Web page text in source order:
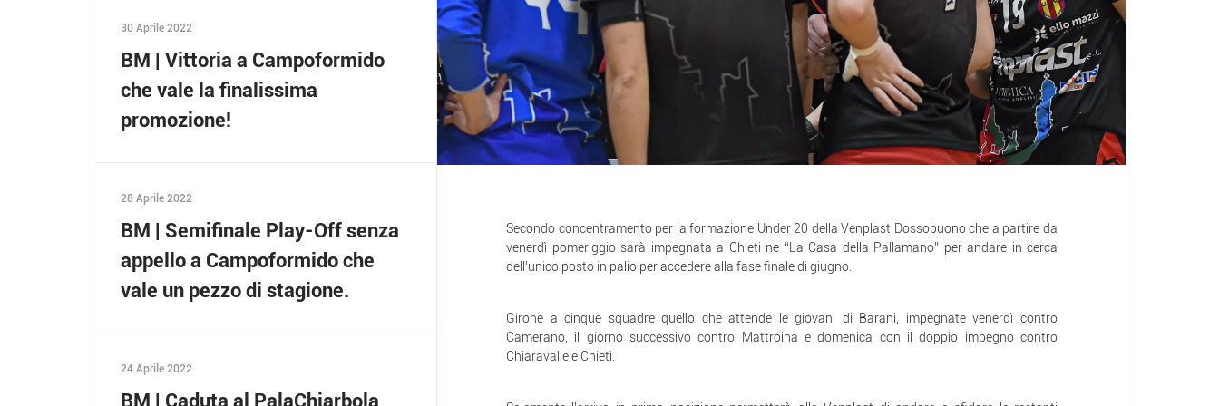
30 Aprile 2022
BM | Vittoria a Campoformido
che vale la finalissima
promozione!
28 Aprile 2022
BM | Semifinale Play-Off senza
appello a Campoformido che
vale un pezzo di stagione.
24 Aprile 2022
BM | Caduta al PalaChiarbola
Secondo concentramento per la formazione Under 20 della Venplast Dossobuono che a partire da
venerdì pomeriggio sarà impegnata a Chieti ne “La Casa della Pallamano” per andare in cerca
dell’unico posto in palio per accedere alla fase finale di giugno.
Girone a cinque squadre quello che attende le giovani di Barani, impegnate venerdì contro
Camerano, il giorno successivo contro Mattroina e domenica con il doppio impegno contro
Chiaravalle e Chieti.